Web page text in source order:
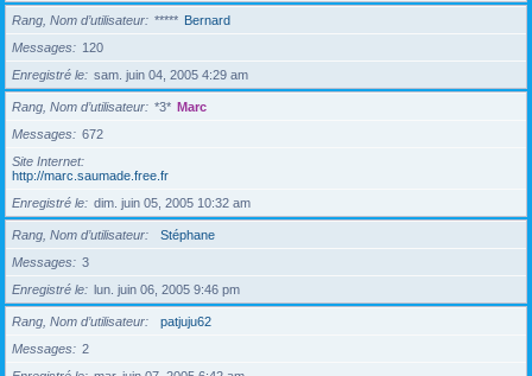
Rang, Nom d’utilisateur ***** Bernard
Messages
120
Enregistré le
sam. juin 04, 2005 4:29 am
Rang, Nom d’utilisateur *3* Marc
Messages
672
Site Internet
http://marc.saumade.free.fr
Enregistré le
dim. juin 05, 2005 10:32 am
Rang, Nom d’utilisateur
Stéphane
Messages
3
Enregistré le
lun. juin 06, 2005 9:46 pm
Rang, Nom d’utilisateur
patjuju62
Messages
2